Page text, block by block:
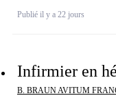
Publié il y a 22 jours
Infirmier en
B. BRAUN AVITUM